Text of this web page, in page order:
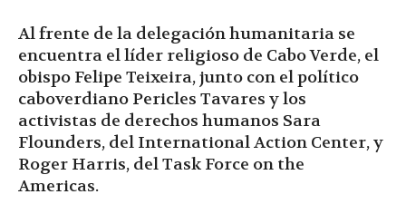
Al frente de la delegación humanitaria se
encuentra el líder religioso de Cabo Verde, el
obispo Felipe Teixeira, junto con el político
caboverdiano Pericles Tavares y los
activistas de derechos humanos Sara
Flounders, del International Action Center, y
Roger Harris, del Task Force on the
Americas.